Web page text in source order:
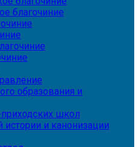
благочиние
образования и
школ
и канонизации